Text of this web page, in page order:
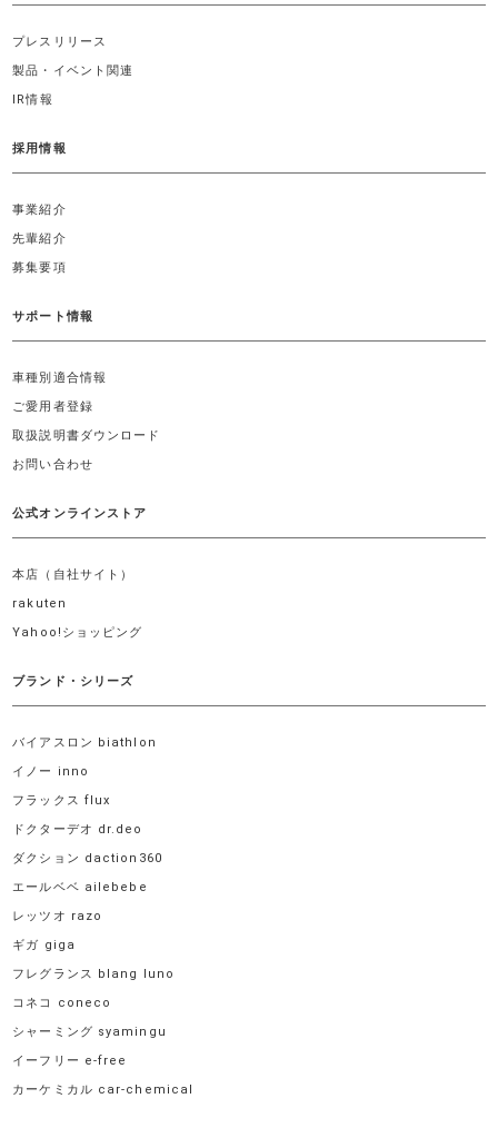
プレスリリース
製品・イベント関連
IR情報
採用情報
事業紹介
先輩紹介
募集要項
サポート情報
車種別適合情報
ご愛用者登録
取扱説明書ダウンロード
お問い合わせ
公式オンラインストア
本店（自社サイト）
rakuten
Yahoo!ショッピング
ブランド・シリーズ
バイアスロン biathlon
イノー inno
フラックス flux
ドクターデオ dr.deo
ダクション daction360
エールベベ ailebebe
レッツオ razo
ギガ giga
フレグランス blang luno
コネコ coneco
シャーミング syamingu
イーフリー e-free
カーケミカル car-chemical